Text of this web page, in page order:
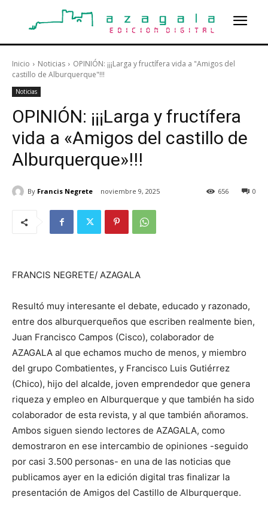
Inicio Noticias
OPINIÓN: ¡¡¡Larga y fructífera vida a "Amigos del
castillo de Alburquerque"!!!
Noticias
OPINIÓN: ¡¡¡Larga y fructífera
vida a «Amigos del castillo de
Alburquerque»!!!
By Francis Negrete noviembre 9, 2025 0
656
FRANCIS NEGRETE/ AZAGALA
Resultó muy interesante el debate, educado y razonado,
entre dos alburquerqueños que escriben realmente bien,
Juan Francisco Campos (Cisco), colaborador de
AZAGALA al que echamos mucho de menos, y miembro
del grupo Combatientes, y Francisco Luis Gutiérrez
(Chico), hijo del alcalde, joven emprendedor que genera
riqueza y empleo en Alburquerque y que también ha sido
colaborador de esta revista, y al que también añoramos.
Ambos siguen siendo lectores de AZAGALA, como
demostraron en ese intercambio de opiniones -seguido
por casi 3.500 personas- en una de las noticias que
publicamos ayer en la edición digital tras finalizar la
presentación de Amigos del Castillo de Alburquerque.